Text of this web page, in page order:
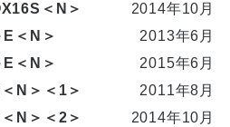
＜N＞
2014年10月
＜N＞
2013年6月
＜N＞
2015年6月
N＞＜1＞
2011年8月
N＞＜2＞
2014年10月